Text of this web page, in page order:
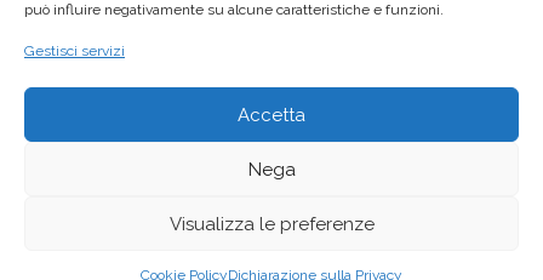
può influire negativamente su alcune caratteristiche e funzioni.
Gestisci servizi
Accetta
Nega
Visualizza le preferenze
Cookie PolicyDichiarazione sulla Privacy
Facebook
WhatsApp
2026©Tutti i diritti riservati - Associazione Culturale
Camperisti "I 2 Poli d'Italia" - C.F. 96622150587 |